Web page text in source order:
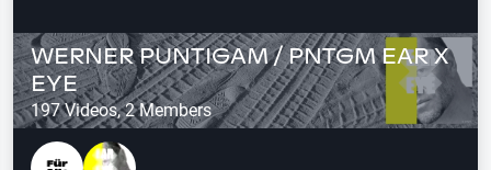
WERNER PUNTIGAM / PNTGM EAR X
EYE
197 Videos, 2 Members